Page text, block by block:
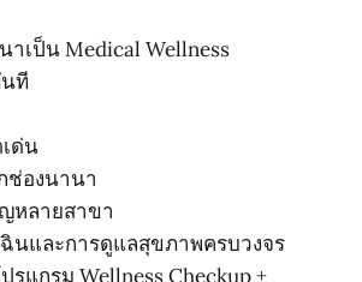
เป็น Medical Wellness
ที
ด่น
ช่องนานา
หลายสาขา
ฉินและการดูแลสุขภาพครบวงจร
แกรม Wellness Checkup +